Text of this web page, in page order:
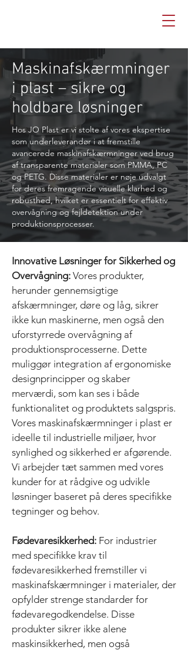
Maskinafskærmninger
i plast – sikre og
holdbare løsninger
Hos JO Plast er vi stolte af vores ekspertise
som underleverandør i at fremstille
avancerede maskinafskærmninger ved brug
af transparente materialer som PMMA, PC
og PETG. Disse materialer er nøje udvalgt
for deres fremragende visuelle klarhed og
robusthed, hvilket er essentielt for effektiv
overvågning og fejldetektion under
produktionsprocesser.
Innovative Løsninger for Sikkerhed og
Overvågning: Vores produkter,
herunder gennemsigtige
afskærmninger, døre og låg, sikrer
ikke kun maskinerne, men også den
uforstyrrede overvågning af
produktionsprocesserne. Dette
muliggør integration af ergonomiske
designprincipper og skaber
merværdi, som kan ses i både
funktionalitet og produktets salgspris.
Vores maskinafskærmninger i plast er
ideelle til industrielle miljøer, hvor
synlighed og sikkerhed er afgørende.
Vi arbejder tæt sammen med vores
kunder for at rådgive og udvikle
løsninger baseret på deres specifikke
tegninger og behov.
Fødevaresikkerhed: For industrier
med specifikke krav til
fødevaresikkerhed fremstiller vi
maskinafskærmninger i materialer, der
opfylder strenge standarder for
fødevaregodkendelse. Disse
produkter sikrer ikke alene
maskinsikkerhed, men også